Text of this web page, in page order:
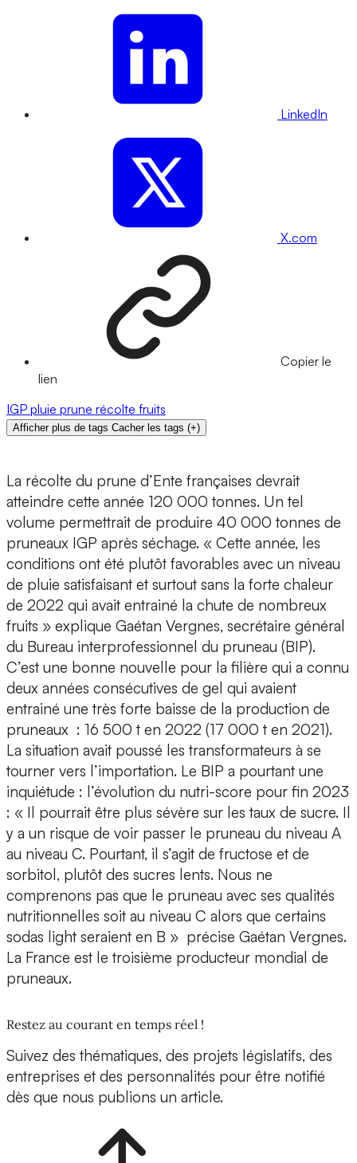
LinkedIn
X.com
Copier le
lien
IGP pluie prune récolte fruits
Afficher plus de tags Cacher les tags (+)
La récolte du prune d’Ente françaises devrait
atteindre cette année 120 000 tonnes. Un tel
volume permettrait de produire 40 000 tonnes de
pruneaux IGP après séchage. « Cette année, les
conditions ont été plutôt favorables avec un niveau
de pluie satisfaisant et surtout sans la forte chaleur
de 2022 qui avait entrainé la chute de nombreux
fruits » explique Gaétan Vergnes, secrétaire général
du Bureau interprofessionnel du pruneau (BIP).
C’est une bonne nouvelle pour la filière qui a connu
deux années consécutives de gel qui avaient
entrainé une très forte baisse de la production de
pruneaux : 16 500 t en 2022 (17 000 t en 2021).
La situation avait poussé les transformateurs à se
tourner vers l’importation. Le BIP a pourtant une
inquiétude : l’évolution du nutri-score pour fin 2023
: « Il pourrait être plus sévère sur les taux de sucre. Il
y a un risque de voir passer le pruneau du niveau A
au niveau C. Pourtant, il s’agit de fructose et de
sorbitol, plutôt des sucres lents. Nous ne
comprenons pas que le pruneau avec ses qualités
nutritionnelles soit au niveau C alors que certains
sodas light seraient en B » précise Gaétan Vergnes.
La France est le troisième producteur mondial de
pruneaux.
Restez au courant en temps réel !
Suivez des thématiques, des projets législatifs, des
entreprises et des personnalités pour être notifié
dès que nous publions un article.